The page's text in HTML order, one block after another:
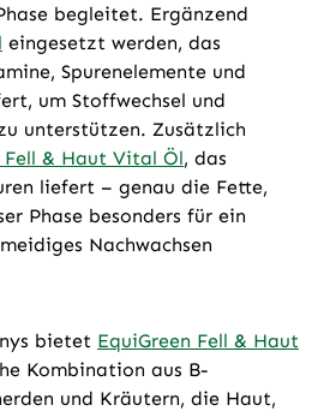
begleitet. Ergänzend
eingesetzt werden, das
Spurenelemente und
um Stoffwechsel und
unterstützen. Zusätzlich
Fell & Haut Vital Öl, das
liefert – genau die Fette,
Phase besonders für ein
Nachwachsen
bietet EquiGreen Fell & Haut
Kombination aus B-
und Kräutern, die Haut,